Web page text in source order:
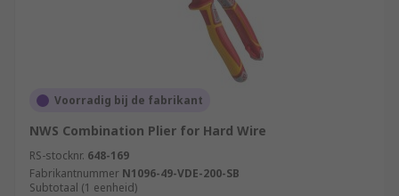
Voorradig bij de fabrikant
NWS Combination Plier for Hard Wire
RS-stocknr. 648-169
Fabrikantnummer N1096-49-VDE-200-SB
Subtotaal (1 eenheid)